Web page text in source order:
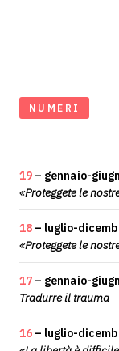
NUMERI
19 – gennaio-
«Proteggete le
18 – luglio-
«Proteggete le
17 – gennaio-
Tradurre il trauma
16 – luglio-